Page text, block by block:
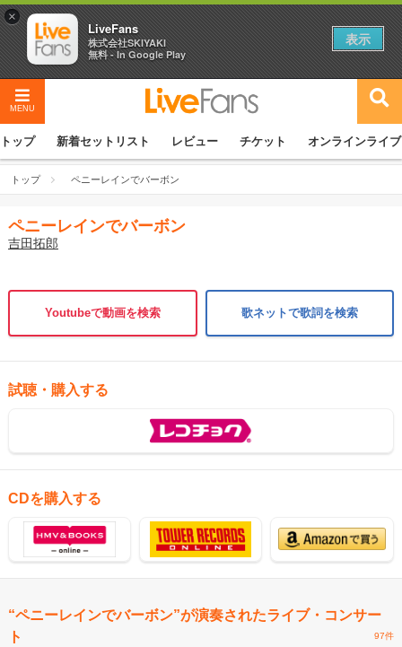
MENU
トップ 新着セットリスト レビュー チケット オンラインライブ
トップ ペニーレインでバーボン
ペニーレインでバーボン
吉田拓郎
Youtubeで動画を検索 歌ネットで歌詞を検索
試聴・購入する
CDを購入する
“ペニーレインでバーボン”が演奏されたライブ・コンサー
ト
97件
×
LiveFans
株式会社SKIYAKI
無料 - In Google Play
表示